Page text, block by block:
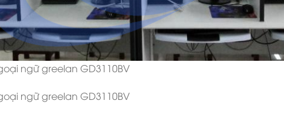
ngữ greelan GD3110BV
ngữ greelan GD3110BV